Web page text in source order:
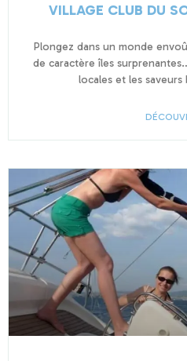
VILLAGE CLUB DU
Plongez dans un monde
de caractère îles
locales et les saveurs